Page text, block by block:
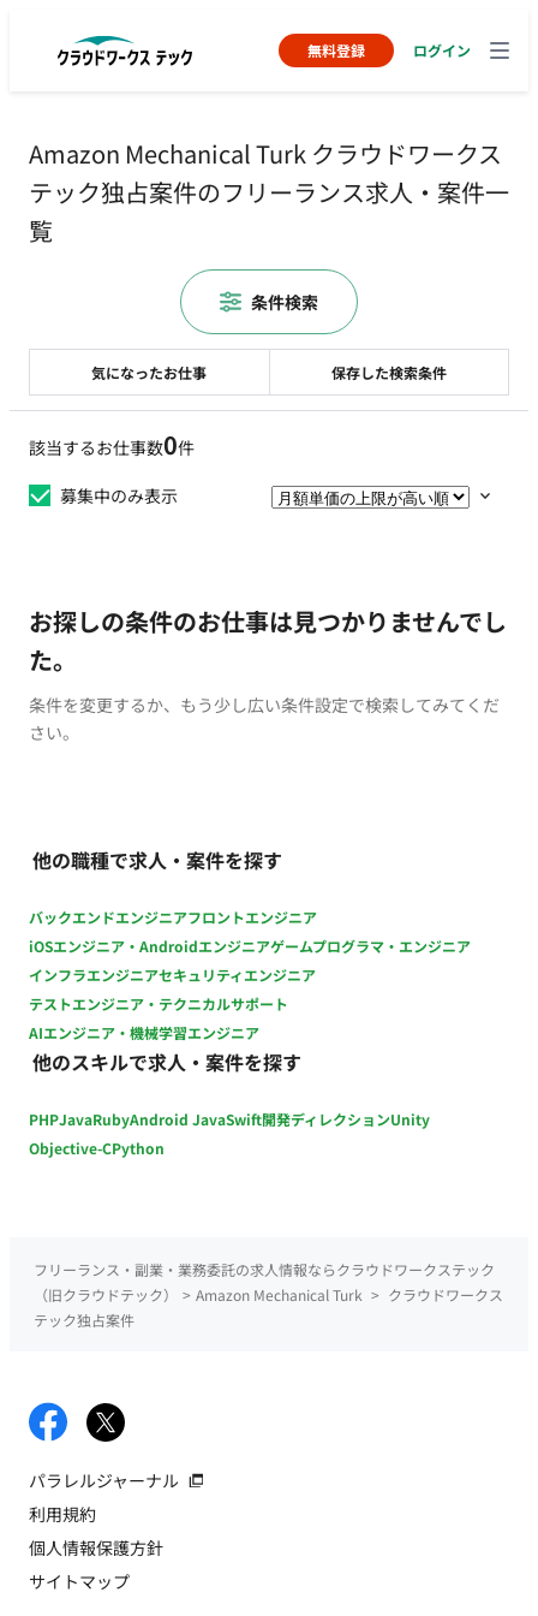
無料登録 ログイン
Amazon Mechanical Turk クラウドワークス
テック独占案件のフリーランス求人・案件一
覧
該当するお仕事数0件
募集中のみ表示
お探しの条件のお仕事は見つかりませんでし
た。
条件を変更するか、もう少し広い条件設定で検索してみてくだ
さい。
他の職種で求人・案件を探す
バックエンドエンジニアフロントエンジニア
iOSエンジニア・Androidエンジニアゲームプログラマ・エンジニア
インフラエンジニアセキュリティエンジニア
テストエンジニア・テクニカルサポート
AIエンジニア・機械学習エンジニア
他のスキルで求人・案件を探す
PHPJavaRubyAndroid JavaSwift開発ディレクションUnity
Objective-CPython
気になったお仕事 保存した検索条件
条件検索
フリーランス・副業・業務委託の求人情報ならクラウドワークステック
（旧クラウドテック）
> Amazon Mechanical Turk > クラウドワークス
テック独占案件
パラレルジャーナル
利用規約
個人情報保護方針
サイトマップ